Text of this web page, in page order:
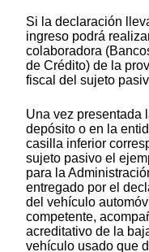
Si la declaración
ingreso podrá
colaboradora
de Crédito) de la
fiscal del sujeto
Una vez presentada
depósito o en la
casilla inferior
sujeto pasivo el
para la
entregado por el
del vehículo
competente,
acreditativo de la
vehículo usado que